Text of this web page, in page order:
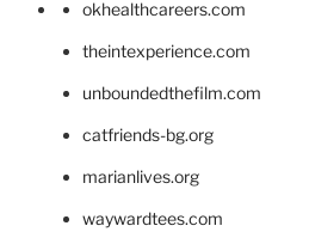
okhealthcareers.com
theintexperience.com
unboundedthefilm.com
catfriends-bg.org
marianlives.org
waywardtees.com